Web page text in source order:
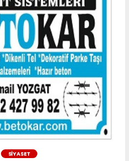
SİYASET